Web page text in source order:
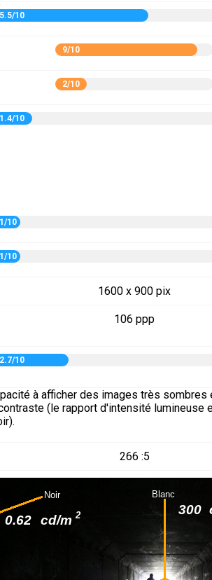
5.5/10
9/10
2/10
1.4/10
1/10
1/10
1600 x 900 pix
106 ppp
2.7/10
à afficher des images très sombres
(le rapport d'intensité lumineuse
266 :5